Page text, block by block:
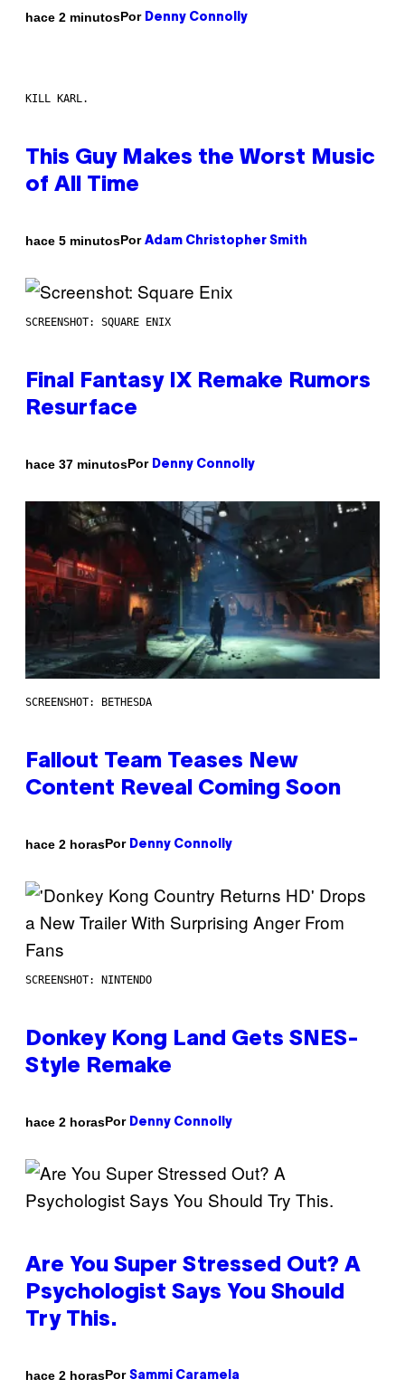
hace 2 minutosPor Denny Connolly
KILL KARL.
This Guy Makes the Worst Music
of All Time
hace 5 minutosPor Adam Christopher Smith
SCREENSHOT: SQUARE ENIX
Final Fantasy IX Remake Rumors
Resurface
hace 37 minutosPor Denny Connolly
SCREENSHOT: BETHESDA
Fallout Team Teases New
Content Reveal Coming Soon
hace 2 horasPor Denny Connolly
SCREENSHOT: NINTENDO
Donkey Kong Land Gets SNES-
Style Remake
hace 2 horasPor Denny Connolly
Are You Super Stressed Out? A
Psychologist Says You Should
Try This.
hace 2 horasPor Sammi Caramela